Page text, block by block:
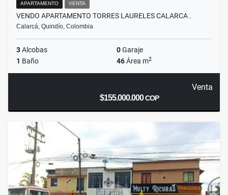
APARTAMENTO VENTA
VENDO APARTAMENTO TORRES LAURELES CALARCA .
Calarcá, Quindío, Colombia
3Alcobas 0Garaje
1 Baño 46Área m2
Venta
$155.000.000COP